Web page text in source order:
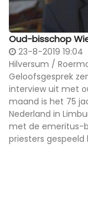
Oud-bisschop
23-8-2019 19:04
Hilversum /
Geloofsgesprek
interview uit met
maand is het 75
Nederland in
met de emeritus-
priesters